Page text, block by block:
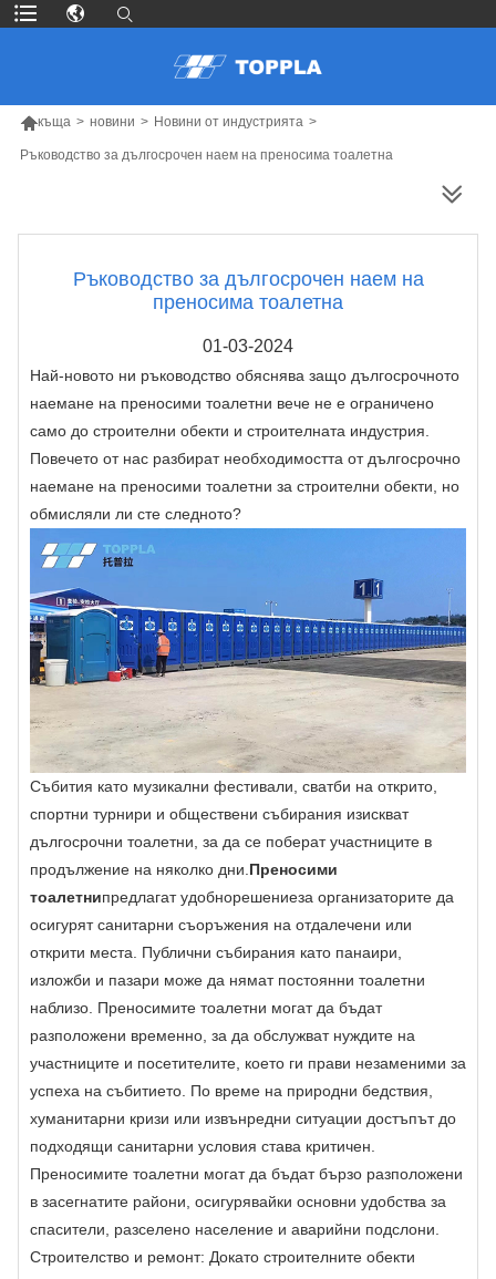
къща > новини > Новини от индустрията >
Ръководство за дългосрочен наем на преносима тоалетна
Ръководство за дългосрочен наем на
преносима тоалетна
01-03-2024
Най-новото ни ръководство обяснява защо дългосрочното
наемане на преносими тоалетни вече не е ограничено
само до строителни обекти и строителната индустрия.
Повечето от нас разбират необходимостта от дългосрочно
наемане на преносими тоалетни за строителни обекти, но
обмисляли ли сте следното?
Събития като музикални фестивали, сватби на открито,
спортни турнири и обществени събирания изискват
дългосрочни тоалетни, за да се поберат участниците в
продължение на няколко дни. Преносими
тоалетнипредлагат удобнорешениеза организаторите да
осигурят санитарни съоръжения на отдалечени или
открити места. Публични събирания като панаири,
изложби и пазари може да нямат постоянни тоалетни
наблизо. Преносимите тоалетни могат да бъдат
разположени временно, за да обслужват нуждите на
участниците и посетителите, което ги прави незаменими за
успеха на събитието. По време на природни бедствия,
хуманитарни кризи или извънредни ситуации достъпът до
подходящи санитарни условия става критичен.
Преносимите тоалетни могат да бъдат бързо разположени
в засегнатите райони, осигурявайки основни удобства за
спасители, разселено население и аварийни подслони.
Строителство и ремонт: Докато строителните обекти